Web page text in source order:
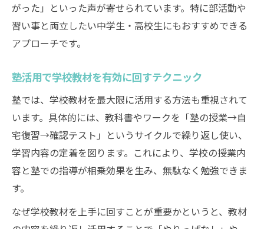
がった」といった声が寄せられています。特に部活動や
習い事と両立したい中学生・高校生にもおすすめできる
アプローチです。
塾活用で学校教材を有効に回すテクニック
塾では、学校教材を最大限に活用する方法も重視されて
います。具体的には、教科書やワークを「塾の授業→自
宅復習→確認テスト」というサイクルで繰り返し使い、
学習内容の定着を図ります。これにより、学校の授業内
容と塾での指導が相乗効果を生み、無駄なく勉強できま
す。
なぜ学校教材を上手に回すことが重要かというと、教材